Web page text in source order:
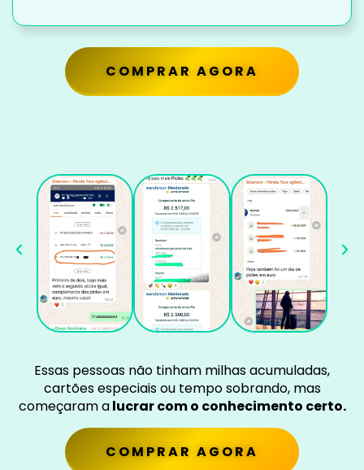
COMPRAR AGORA
Essas pessoas não tinham milhas acumuladas,
cartões especiais ou tempo sobrando, mas
começaram alucrar com o conhecimento certo.
COMPRAR AGORA